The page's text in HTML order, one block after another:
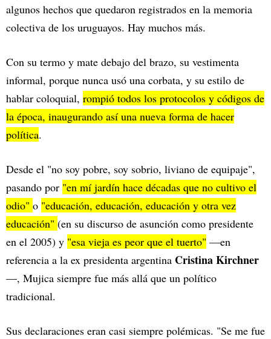
algunos hechos que quedaron registrados en la memoria
colectiva de los uruguayos. Hay muchos más.
Con su termo y mate debajo del brazo, su vestimenta
informal, porque nunca usó una corbata, y su estilo de
hablar coloquial, rompió todos los protocolos y códigos de
la época, inaugurando así una nueva forma de hacer
política.
Desde el "no soy pobre, soy sobrio, liviano de equipaje",
pasando por "en mí jardín hace décadas que no cultivo el
odio" o "educación, educación, educación y otra vez
educación" (en su discurso de asunción como presidente
en el 2005) y "esa vieja es peor que el tuerto" —en
referencia a la ex presidenta argentina Cristina Kirchner
—, Mujica siempre fue más allá que un político
tradicional.
Sus declaraciones eran casi siempre polémicas. "Se me fue